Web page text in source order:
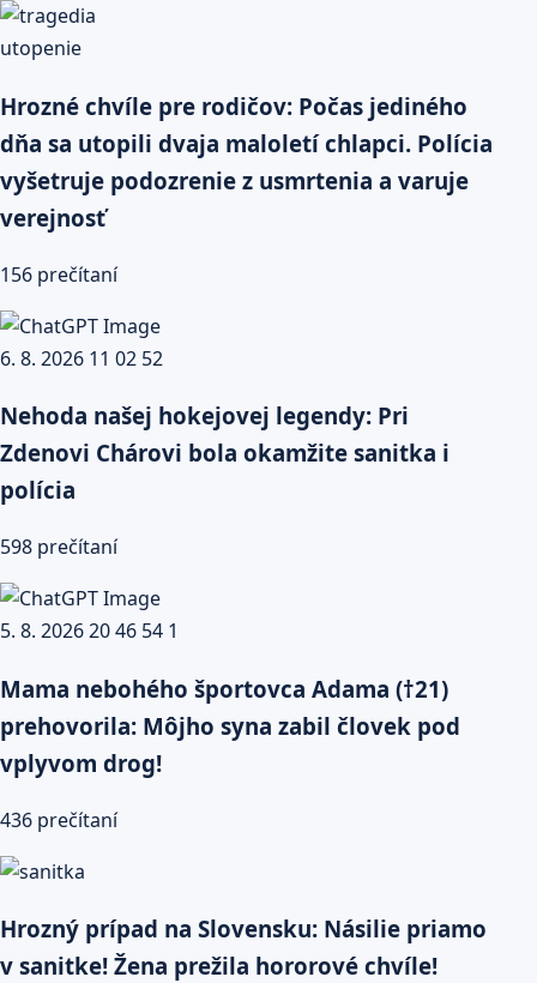
Hrozné chvíle pre rodičov: Počas jediného
dňa sa utopili dvaja maloletí chlapci. Polícia
vyšetruje podozrenie z usmrtenia a varuje
verejnosť
156 prečítaní
Nehoda našej hokejovej legendy: Pri
Zdenovi Chárovi bola okamžite sanitka i
polícia
598 prečítaní
Mama nebohého športovca Adama (†21)
prehovorila: Môjho syna zabil človek pod
vplyvom drog!
436 prečítaní
Hrozný prípad na Slovensku: Násilie priamo
v sanitke! Žena prežila hororové chvíle!